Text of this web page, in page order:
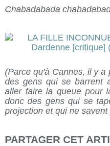
Chabadabada
(Parce qu'à Cannes, il y a
des gens qui se barrent
aller faire la queue pour
donc des gens qui se
projection et qui ne
PARTAGER CET